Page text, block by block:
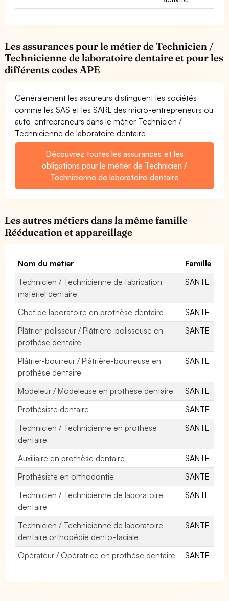
Les assurances pour le métier de Technicien /
Technicienne de laboratoire dentaire et pour les
différents codes APE
Généralement les assureurs distinguent les sociétés
comme les SAS et les SARL des micro-entrepreneurs ou
auto-entrepreneurs dans le métier Technicien /
Technicienne de laboratoire dentaire
Découvrez toutes les assurances et les
obligations pour le métier de Technicien /
Technicienne de laboratoire dentaire
Les autres métiers dans la même famille
Rééducation et appareillage
Nom du métier
Famille
Technicien / Technicienne de fabrication
matériel dentaire
SANTE
Chef de laboratoire en prothèse dentaire
SANTE
Plâtrier-polisseur / Plâtrière-polisseuse en
prothèse dentaire
SANTE
Plâtrier-bourreur / Plâtrière-bourreuse en
prothèse dentaire
SANTE
Modeleur / Modeleuse en prothèse dentaire
SANTE
Prothésiste dentaire
SANTE
Technicien / Technicienne en prothèse
dentaire
SANTE
Auxiliaire en prothèse dentaire
SANTE
Prothésiste en orthodontie
SANTE
Technicien / Technicienne de laboratoire
dentaire
SANTE
Technicien / Technicienne de laboratoire
dentaire orthopédie dento-faciale
SANTE
Opérateur / Opératrice en prothèse dentaire SANTE